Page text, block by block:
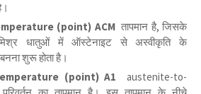
(point) ACM तापमान है, जिसके
मिश्र धातुओं में ऑस्टेनाइट से अस्वीकृति के
शुरू होता है।
(point) A1
austenite-to-